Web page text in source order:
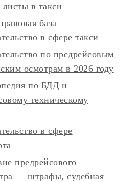
в такси
база
в сфере такси
по предрейсовым
осмотрам в 2026 году
по БДД и
техническому
в сфере
предрейсового
— штрафы, судебная